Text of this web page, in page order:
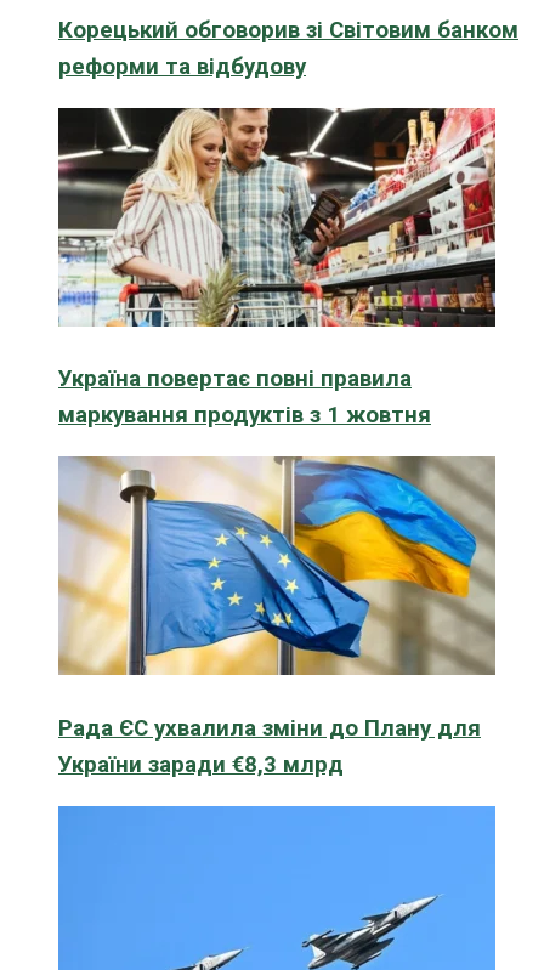
Корецький обговорив зі Світовим банком
реформи та відбудову
Україна повертає повні правила
маркування продуктів з 1 жовтня
Рада ЄС ухвалила зміни до Плану для
України заради €8,3 млрд